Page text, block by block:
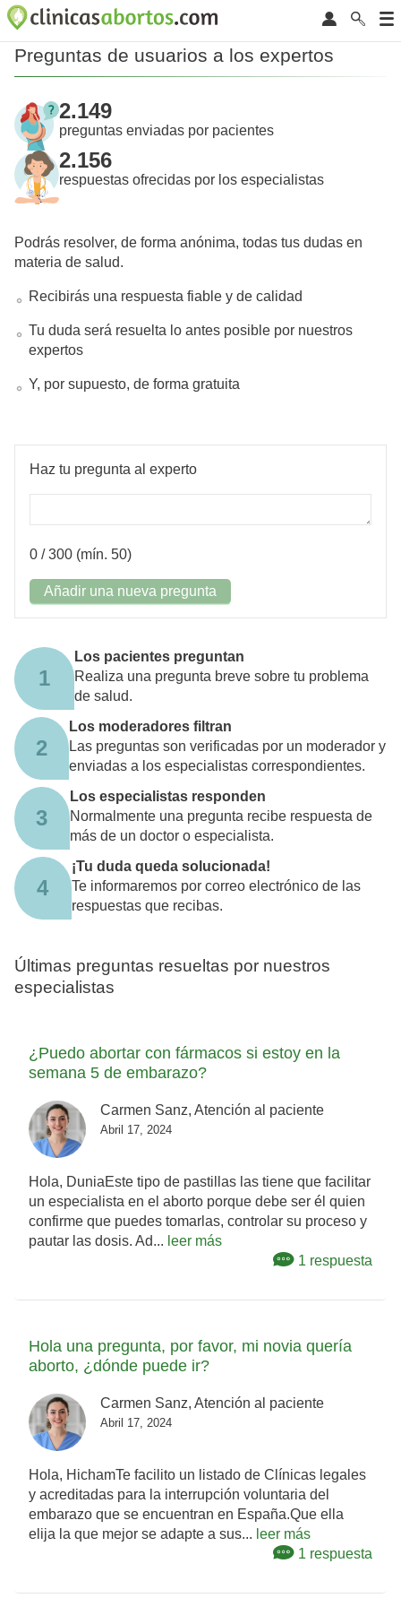
Preguntas de usuarios a los expertos
2.149
preguntas enviadas por pacientes
2.156
respuestas ofrecidas por los especialistas
Podrás resolver, de forma anónima, todas tus dudas en
materia de salud.
Recibirás una respuesta fiable y de calidad
Tu duda será resuelta lo antes posible por nuestros
expertos
Y, por supuesto, de forma gratuita
Haz tu pregunta al experto
0 / 300 (mín. 50)
Añadir una nueva pregunta
1
Los pacientes preguntan
Realiza una pregunta breve sobre tu problema
de salud.
2
Los moderadores filtran
Las preguntas son verificadas por un moderador y
enviadas a los especialistas correspondientes.
3
Los especialistas responden
Normalmente una pregunta recibe respuesta de
más de un doctor o especialista.
4
¡Tu duda queda solucionada!
Te informaremos por correo electrónico de las
respuestas que recibas.
Últimas preguntas resueltas por nuestros
especialistas
¿Puedo abortar con fármacos si estoy en la
semana 5 de embarazo?
Carmen Sanz, Atención al paciente
Abril 17, 2024
Hola, DuniaEste tipo de pastillas las tiene que facilitar
un especialista en el aborto porque debe ser él quien
confirme que puedes tomarlas, controlar su proceso y
pautar las dosis. Ad... leer más
1 respuesta
Hola una pregunta, por favor, mi novia quería
aborto, ¿dónde puede ir?
Carmen Sanz, Atención al paciente
Abril 17, 2024
Hola, HichamTe facilito un listado de Clínicas legales
y acreditadas para la interrupción voluntaria del
embarazo que se encuentran en España.Que ella
elija la que mejor se adapte a sus... leer más
1 respuesta